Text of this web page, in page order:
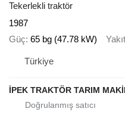
Tekerlekli traktör
1987
Güç 65 bg (47.78 kW) Yakıt
Türkiye
İPEK TRAKTÖR TARIM